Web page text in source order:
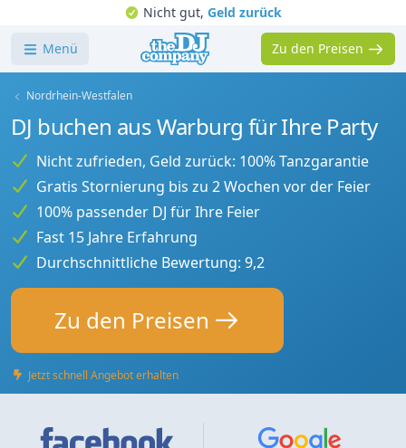
Nicht gut,Geld zurück
Menü Zu den Preisen
Nordrhein-Westfalen
DJ buchen aus Warburg für Ihre Party
Nicht zufrieden, Geld zurück: 100% Tanzgarantie
Gratis Stornierung bis zu 2 Wochen vor der Feier
100% passender DJ für Ihre Feier
Fast 15 Jahre Erfahrung
Durchschnittliche Bewertung: 9,2
Zu den Preisen
Jetzt schnell Angebot erhalten